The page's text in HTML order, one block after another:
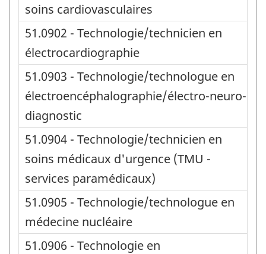
soins cardiovasculaires
51.0902 - Technologie/technicien en
électrocardiographie
51.0903 - Technologie/technologue en
électroencéphalographie/électro-neuro-
diagnostic
51.0904 - Technologie/technicien en
soins médicaux d'urgence (TMU -
services paramédicaux)
51.0905 - Technologie/technologue en
médecine nucléaire
51.0906 - Technologie en